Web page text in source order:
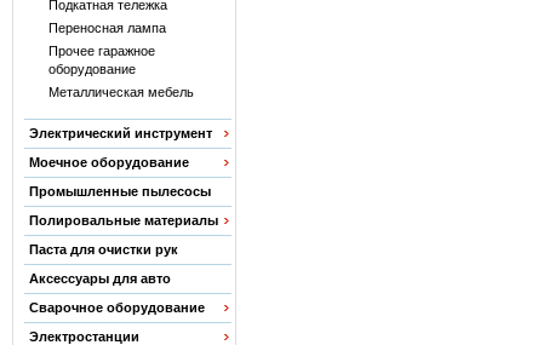
Подкатная тележка
Переносная лампа
Прочее гаражное
оборудование
Металлическая мебель
Электрический инструмент
Моечное оборудование
Промышленные пылесосы
Полировальные материалы
Паста для очистки рук
Аксессуары для авто
Сварочное оборудование
Электростанции